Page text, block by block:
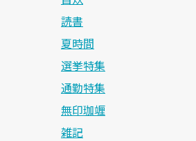
読書
夏時間
選挙特集
通勤特集
無印珈竰
雑記